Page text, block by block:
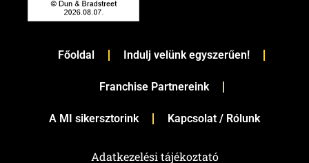
Főoldal Indulj velünk egyszerűen!
Franchise Partnereink
A MI sikersztorink Kapcsolat / Rólunk
Adatkezelési tájékoztató